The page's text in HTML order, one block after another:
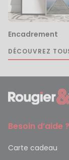
Encadrement
DÉCOUVREZ
Besoin d’aide ?
Carte cadeau